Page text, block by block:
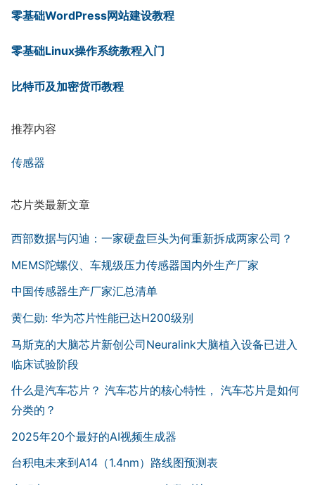
零基础WordPress网站建设教程
零基础Linux操作系统教程入门
比特币及加密货币教程
推荐内容
传感器
芯片类最新文章
西部数据与闪迪：一家硬盘巨头为何重新拆成两家公司？
MEMS陀螺仪、车规级压力传感器国内外生产厂家
中国传感器生产厂家汇总清单
黄仁勋: 华为芯片性能已达H200级别
马斯克的大脑芯片新创公司Neuralink大脑植入设备已进入
临床试验阶段
什么是汽车芯片？ 汽车芯片的核心特性， 汽车芯片是如何
分类的？
2025年20个最好的AI视频生成器
台积电未来到A14（1.4nm）路线图预测表